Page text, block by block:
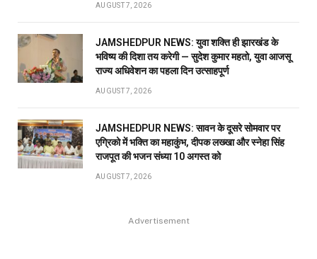
AUGUST 7, 2026
JAMSHEDPUR NEWS: युवा शक्ति ही झारखंड के
भविष्य की दिशा तय करेगी — सुदेश कुमार महतो, युवा आजसू
राज्य अधिवेशन का पहला दिन उत्साहपूर्ण
AUGUST 7, 2026
JAMSHEDPUR NEWS: सावन के दूसरे सोमवार पर
एग्रिको में भक्ति का महाकुंभ, दीपक लख्खा और स्नेहा सिंह
राजपूत की भजन संध्या 10 अगस्त को
AUGUST 7, 2026
Advertisement